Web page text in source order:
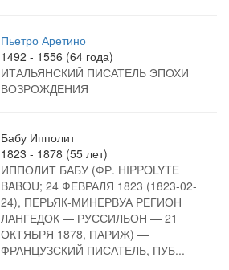
Пьетро Аретино
1492 - 1556 (64 года)
ИТАЛЬЯНСКИЙ ПИСАТЕЛЬ ЭПОХИ
ВОЗРОЖДЕНИЯ
Бабу Ипполит
1823 - 1878 (55 лет)
ИППОЛИТ БАБУ (ФР. HIPPOLYTE
BABOU; 24 ФЕВРАЛЯ 1823 (1823-02-
24), ПЕРЬЯК-МИНЕРВУА РЕГИОН
ЛАНГЕДОК — РУССИЛЬОН — 21
ОКТЯБРЯ 1878, ПАРИЖ) —
ФРАНЦУЗСКИЙ ПИСАТЕЛЬ, ПУБ...